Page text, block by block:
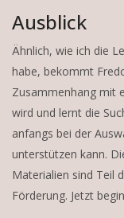
Ausblick
Ähnlich, wie ich die
habe, bekommt
Zusammenhang mit
wird und lernt die
anfangs bei der
unterstützen kann.
Materialien sind Teil
Förderung. Jetzt